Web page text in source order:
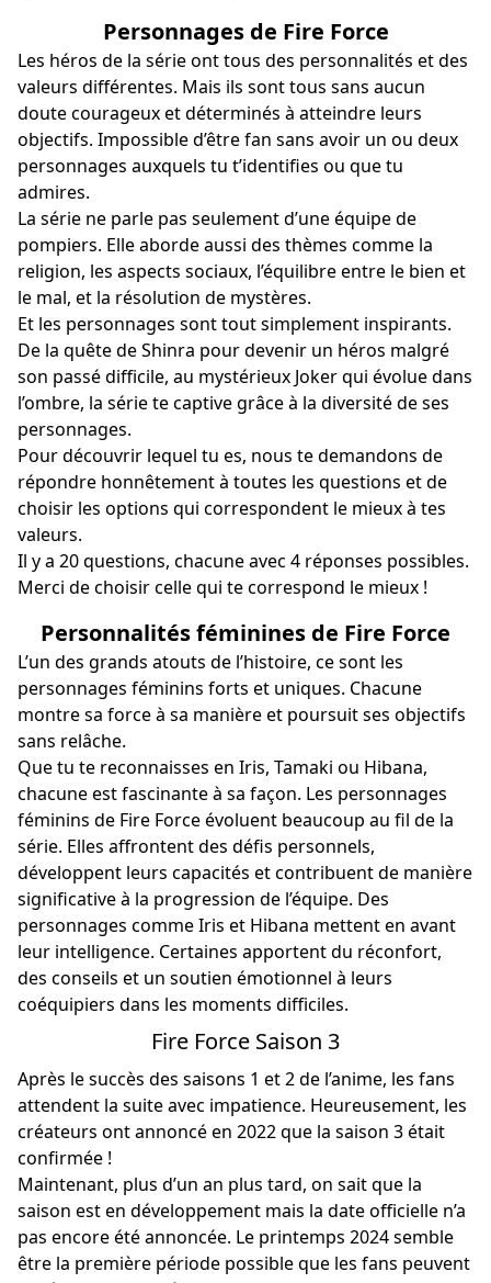
Personnages de Fire Force
Les héros de la série ont tous des personnalités et des
valeurs différentes. Mais ils sont tous sans aucun
doute courageux et déterminés à atteindre leurs
objectifs. Impossible d’être fan sans avoir un ou deux
personnages auxquels tu t’identifies ou que tu
admires.
La série ne parle pas seulement d’une équipe de
pompiers. Elle aborde aussi des thèmes comme la
religion, les aspects sociaux, l’équilibre entre le bien et
le mal, et la résolution de mystères.
Et les personnages sont tout simplement inspirants.
De la quête de Shinra pour devenir un héros malgré
son passé difficile, au mystérieux Joker qui évolue dans
l’ombre, la série te captive grâce à la diversité de ses
personnages.
Pour découvrir lequel tu es, nous te demandons de
répondre honnêtement à toutes les questions et de
choisir les options qui correspondent le mieux à tes
valeurs.
Il y a 20 questions, chacune avec 4 réponses possibles.
Merci de choisir celle qui te correspond le mieux !
Personnalités féminines de Fire Force
L’un des grands atouts de l’histoire, ce sont les
personnages féminins forts et uniques. Chacune
montre sa force à sa manière et poursuit ses objectifs
sans relâche.
Que tu te reconnaisses en Iris, Tamaki ou Hibana,
chacune est fascinante à sa façon. Les personnages
féminins de Fire Force évoluent beaucoup au fil de la
série. Elles affrontent des défis personnels,
développent leurs capacités et contribuent de manière
significative à la progression de l’équipe. Des
personnages comme Iris et Hibana mettent en avant
leur intelligence. Certaines apportent du réconfort,
des conseils et un soutien émotionnel à leurs
coéquipiers dans les moments difficiles.
Fire Force Saison 3
Après le succès des saisons 1 et 2 de l’anime, les fans
attendent la suite avec impatience. Heureusement, les
créateurs ont annoncé en 2022 que la saison 3 était
confirmée !
Maintenant, plus d’un an plus tard, on sait que la
saison est en développement mais la date officielle n’a
pas encore été annoncée. Le printemps 2024 semble
être la première période possible que les fans peuvent